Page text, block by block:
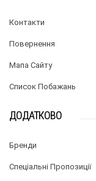
Контакти
Повернення
Мапа Сайту
Список Побажань
ДОДАТКОВО
Бренди
Спеціальні Пропозиції